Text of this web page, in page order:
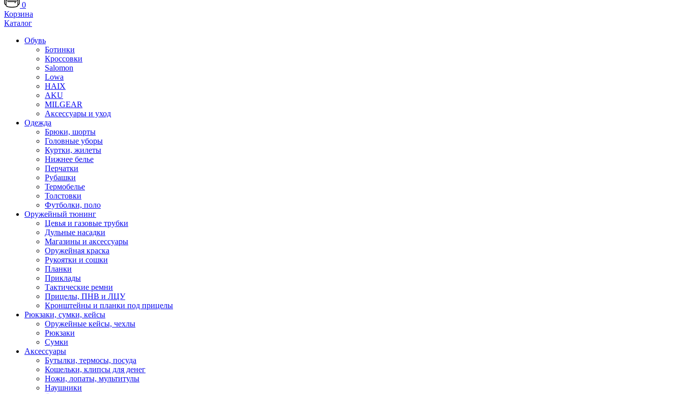
0
Корзина
Каталог
Обувь
Ботинки
Кроссовки
Salomon
Lowa
HAIX
AKU
MILGEAR
Аксессуары и уход
Одежда
Брюки, шорты
Головные уборы
Куртки, жилеты
Нижнее белье
Перчатки
Рубашки
Термобелье
Толстовки
Футболки, поло
Оружейный тюнинг
Цевья и газовые трубки
Дульные насадки
Магазины и аксессуары
Оружейная краска
Рукоятки и сошки
Планки
Приклады
Тактические ремни
Прицелы, ПНВ и ЛЦУ
Кронштейны и планки под прицелы
Рюкзаки, сумки, кейсы
Оружейные кейсы, чехлы
Рюкзаки
Сумки
Аксессуары
Бутылки, термосы, посуда
Кошельки, клипсы для денег
Ножи, лопаты, мультитулы
Наушники